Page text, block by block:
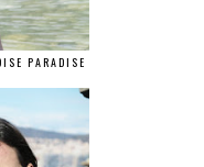
PARADISE